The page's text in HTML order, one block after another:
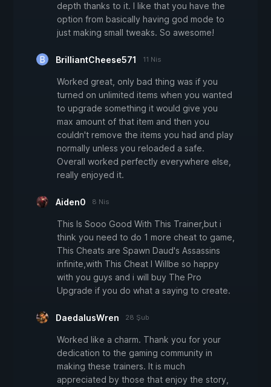
depth thanks to it. I like that you have the
option from basically having god mode to
just making small tweaks. So awesome!
BrilliantCheese571 11 Nis
Worked great, only bad thing was if you
turned on unlimited items when you wanted
to upgrade something it would give you
max amount of that item and then you
couldn't remove the items you had and play
normally unless you reloaded a safe.
Overall worked perfectly everywhere else,
really enjoyed it.
Aiden0 8 Nis
This Is Sooo Good With This Trainer,but i
think you need to do 1 more cheat to game,
This Cheats are Spawn Daud's Assassins
infinite,with This Cheat I Willbe so happy
with you guys and i will buy The Pro
Upgrade if you do what a saying to create.
DaedalusWren 28 Şub
Worked like a charm. Thank you for your
dedication to the gaming community in
making these trainers. It is much
appreciated by those that enjoy the story,